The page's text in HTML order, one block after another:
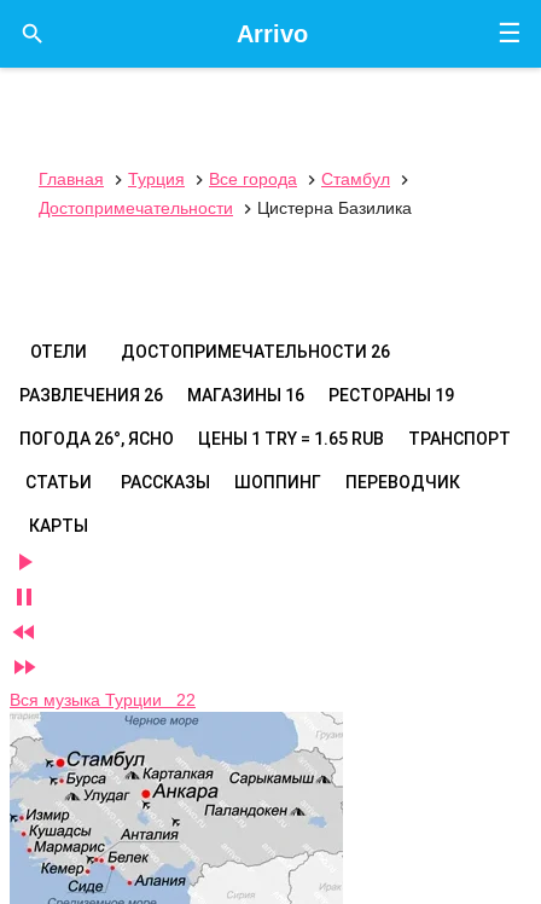
☰
Arrivo

Главная  Турция  Все города  Стамбул

Достопримечательности
 Цистерна Базилика
ОТЕЛИ ДОСТОПРИМЕЧАТЕЛЬНОСТИ 26
РАЗВЛЕЧЕНИЯ 26 МАГАЗИНЫ 16 РЕСТОРАНЫ 19
ПОГОДА 26°, ЯСНО ЦЕНЫ 1 TRY = 1.65 RUB ТРАНСПОРТ
СТАТЬИ РАССКАЗЫ ШОППИНГ ПЕРЕВОДЧИК
КАРТЫ




Вся музыка Турции 22